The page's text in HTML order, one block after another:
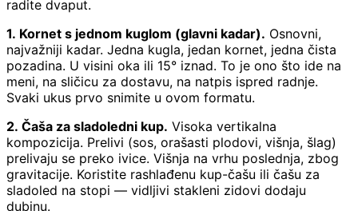
radite dvaput.
1. Kornet s jednom kuglom (glavni kadar). Osnovni,
najvažniji kadar. Jedna kugla, jedan kornet, jedna čista
pozadina. U visini oka ili 15° iznad. To je ono što ide na
meni, na sličicu za dostavu, na natpis ispred radnje.
Svaki ukus prvo snimite u ovom formatu.
2. Čaša za sladoledni kup. Visoka vertikalna
kompozicija. Prelivi (sos, orašasti plodovi, višnja, šlag)
prelivaju se preko ivice. Višnja na vrhu poslednja, zbog
gravitacije. Koristite rashlađenu kup-čašu ili čašu za
sladoled na stopi — vidljivi stakleni zidovi dodaju
dubinu.